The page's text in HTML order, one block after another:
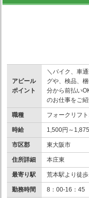
アピール
ポイント
＼バイク、車
グや、検品、
分から前払い
のお仕事をご
職種 フォークリフ
時給 1,500円～
市区郡 東大阪市
住所詳細 本庄東
最寄り駅 荒本駅より徒
勤務時間 8：00-16：45